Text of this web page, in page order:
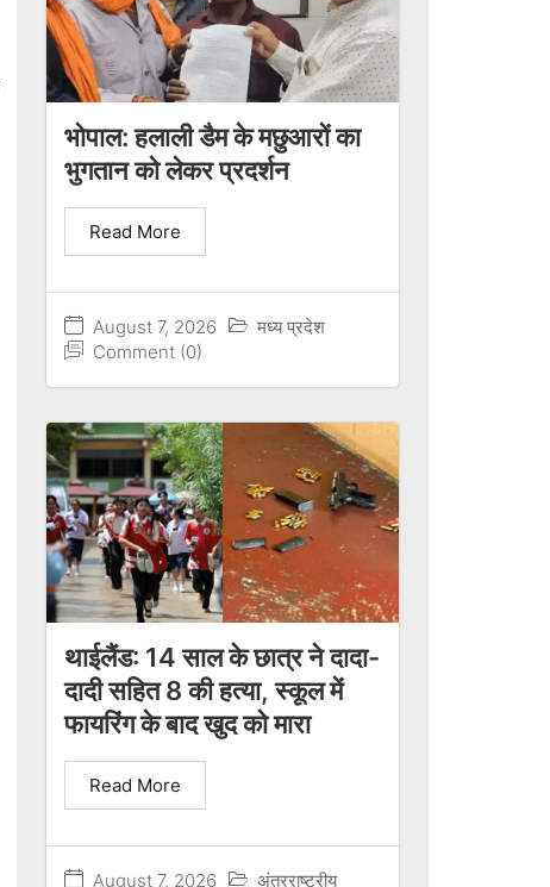
भोपाल: हलाली डैम के मछुआरों का
भुगतान को लेकर प्रदर्शन
August 7, 2026
मध्य प्रदेश
Comment (0)
Read More
थाईलैंड: 14 साल के छात्र ने दादा-
दादी सहित 8 की हत्या, स्कूल में
फायरिंग के बाद खुद को मारा
August 7, 2026
अंतरराष्ट्रीय
Read More